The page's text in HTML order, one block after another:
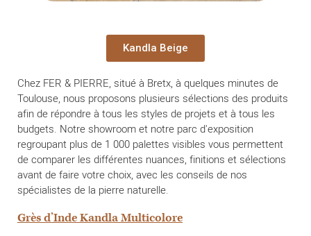
Kandla Beige
Chez FER & PIERRE, situé à Bretx, à quelques minutes de
Toulouse, nous proposons plusieurs sélections des produits
afin de répondre à tous les styles de projets et à tous les
budgets. Notre showroom et notre parc d'exposition
regroupant plus de 1 000 palettes visibles vous permettent
de comparer les différentes nuances, finitions et sélections
avant de faire votre choix, avec les conseils de nos
spécialistes de la pierre naturelle.
Grès d’Inde Kandla Multicolore